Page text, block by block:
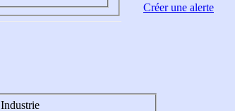
Industrie
Créer une alerte